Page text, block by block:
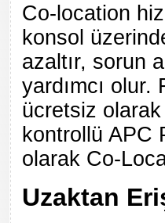
Co-location
konsol
azaltır, sorun
yardımcı
ücretsiz olarak
kontrollü APC
olarak Co-
Uzaktan